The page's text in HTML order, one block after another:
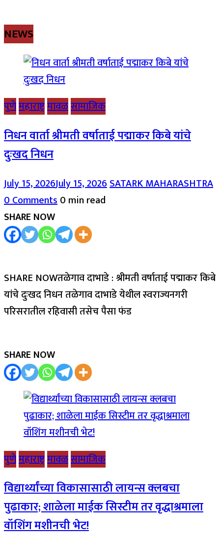
NEWS
पुणेमहाराष्ट्रमावळसामाजिक
निधन वार्ता श्रीमती वर्षाताई पद्माकर किबे यांचे
दुःखद निधन
July 15, 2026July 15, 2026SATARK MAHARASHTRA
0 Comments0 min read
SHARE NOW
SHARE NOWतळेगाव दाभाडे : श्रीमती वर्षाताई पद्माकर किबे
यांचे दुःखद निधन तळेगाव दाभाडे येथील स्वराज्यनगरी
परिसरातील रहिवासी तसेच पैसा फंड
SHARE NOW
पुणेमहाराष्ट्रमावळसामाजिक
विद्यार्थ्यांच्या विकासासाठी लायन्स क्लबचा
पुढाकार; शाळेला माईक सिस्टीम तर वृद्धाश्रमाला
वॉशिंग मशीनची भेट!